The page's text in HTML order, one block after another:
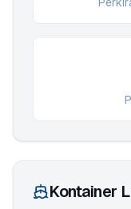
Kontainer